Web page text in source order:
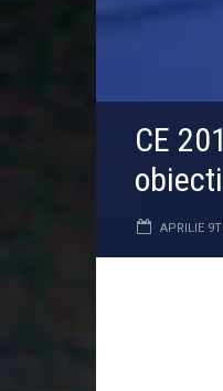
CE
APRILIE